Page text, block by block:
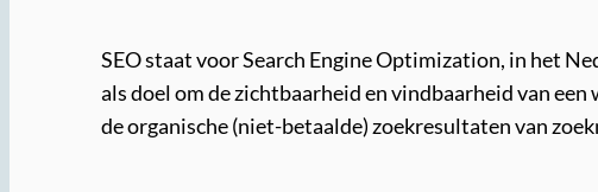
SEO staat voor Search Engine Optimization, in het
als doel om de zichtbaarheid en vindbaarheid van
de organische (niet-betaalde) zoekresultaten van